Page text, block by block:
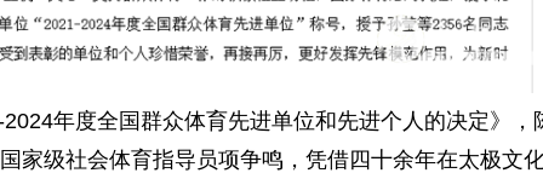
年度全国群众体育先进单位和先进个人的决定》，
家级社会体育指导员项争鸣，凭借四十余年在太极文